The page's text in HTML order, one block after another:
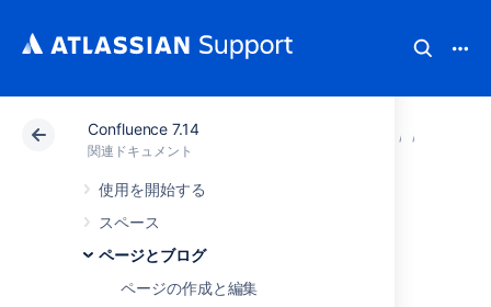
Confluence 7.14
関連ドキュメント
使用を開始する
スペース
ページとブログ
ページの作成と編集
アトラシアン サポート
ブループリント
ブループリントとは?